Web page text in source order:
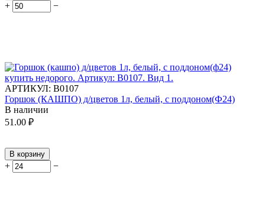
+ −
АРТИКУЛ: В0107
Горшок (КАШПО) д/цветов 1л, белый, с поддоном(Ф24)
В наличии
51.00 ₽
В корзину
+ −